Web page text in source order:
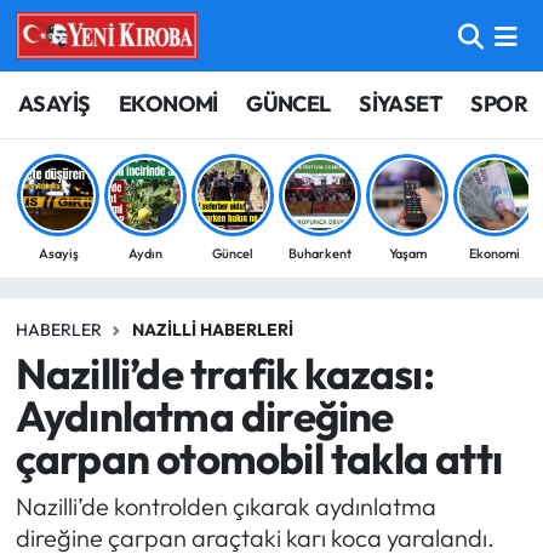
ASAYİŞ EKONOMİ GÜNCEL SİYASET SPOR
Asayiş Aydın Güncel Buharkent Yaşam Ekonomi
HABERLER NAZILLI HABERLERI
Nazilli’de trafik kazası:
Aydınlatma direğine
çarpan otomobil takla attı
Nazilli’de kontrolden çıkarak aydınlatma
direğine çarpan araçtaki karı koca yaralandı.
ASAYİŞ
BİLİM-TEKNOLOJİ
ÇEVRE
EĞİTİM
EKONOMİ
GÜNCEL
GÜNDEM
Aydın Nöbetçi Eczaneler
Aydın Hava Durumu
Aydin Namaz Vakitleri
Süper Lig Puan Durumu ve Fikstür
Tüm Manşetler
Son Dakika Haberleri
Haber Arşivi